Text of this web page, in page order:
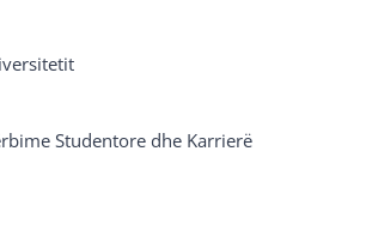
Studentore dhe Karrierë